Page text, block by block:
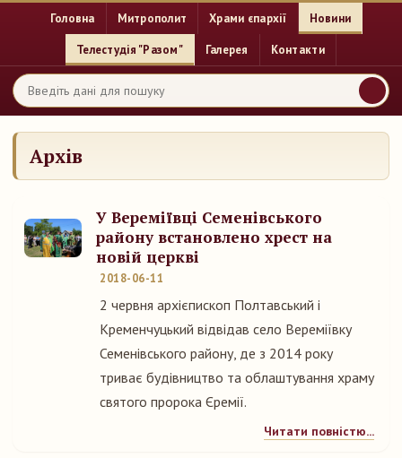
Головна Митрополит Храми єпархії Новини
Телестудія "Разом" Галерея Контакти
Архів
У Вереміївці Семенівського
району встановлено хрест на
новій церкві
2018-06-11
2 червня архієпископ Полтавський і
Кременчуцький відвідав село Вереміївку
Семенівського району, де з 2014 року
триває будівництво та облаштування храму
святого пророка Єремії.
Читати повністю...